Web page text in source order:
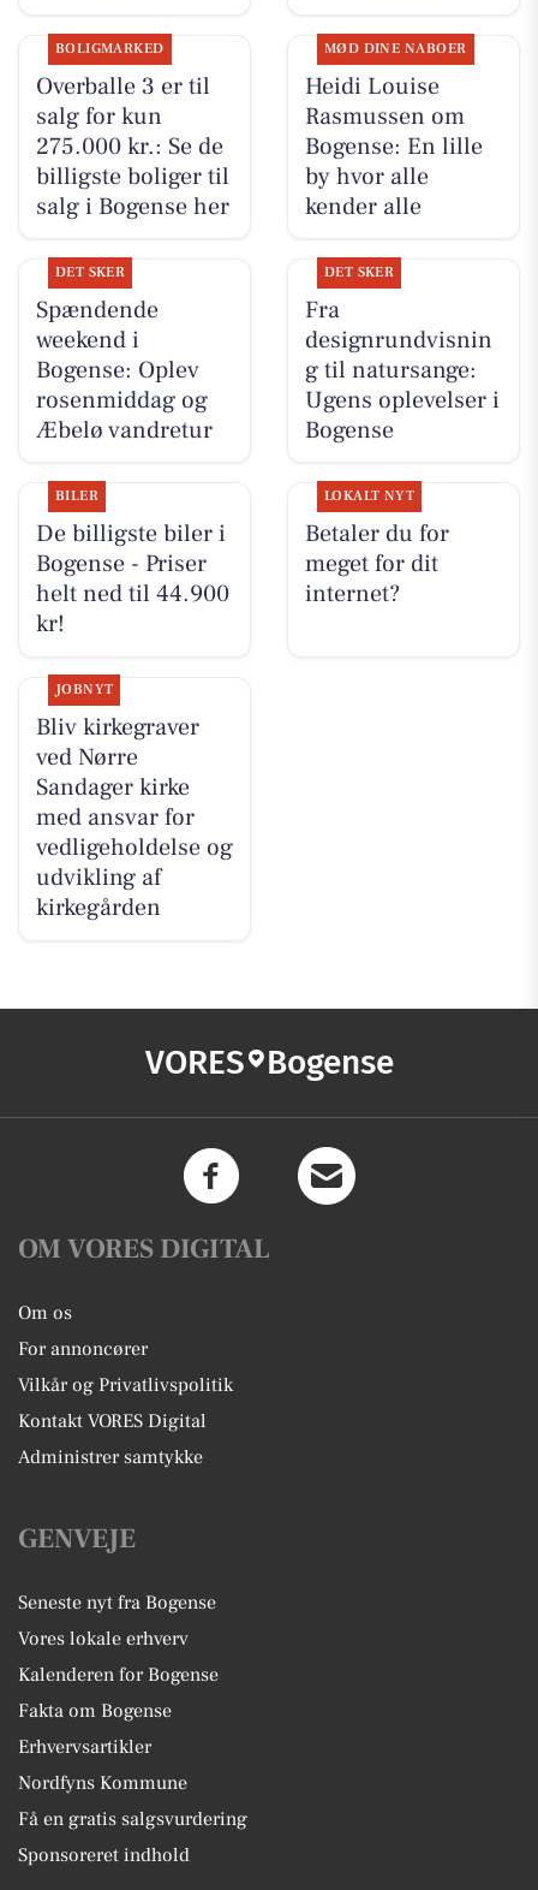
BOLIGMARKED
Overballe 3 er til
salg for kun
275.000 kr.: Se de
billigste boliger til
salg i Bogense her
MØD DINE NABOER
Heidi Louise
Rasmussen om
Bogense: En lille
by hvor alle
kender alle
DET SKER
Spændende
weekend i
Bogense: Oplev
rosenmiddag og
Æbelø vandretur
DET SKER
Fra
designrundvisnin
g til natursange:
Ugens oplevelser i
Bogense
BILER
De billigste biler i
Bogense - Priser
helt ned til 44.900
kr!
LOKALT NYT
Betaler du for
meget for dit
internet?
JOBNYT
Bliv kirkegraver
ved Nørre
Sandager kirke
med ansvar for
vedligeholdelse og
udvikling af
kirkegården
VORES Bogense
OM VORES DIGITAL
Om os
For annoncører
Vilkår og Privatlivspolitik
Kontakt VORES Digital
Administrer samtykke
GENVEJE
Seneste nyt fra Bogense
Vores lokale erhverv
Kalenderen for Bogense
Fakta om Bogense
Erhvervsartikler
Nordfyns Kommune
Få en gratis salgsvurdering
Sponsoreret indhold